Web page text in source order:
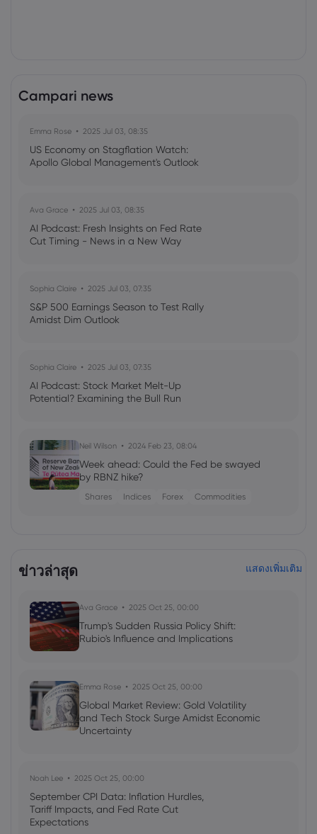
Campari news
Emma Rose 2025 Jul 03, 08:35
US Economy on Stagflation Watch:
Apollo Global Management's Outlook
Ava Grace 2025 Jul 03, 08:35
AI Podcast: Fresh Insights on Fed Rate
Cut Timing - News in a New Way
Sophia Claire 2025 Jul 03, 07:35
S&P 500 Earnings Season to Test Rally
Amidst Dim Outlook
Sophia Claire 2025 Jul 03, 07:35
AI Podcast: Stock Market Melt-Up
Potential? Examining the Bull Run
Neil Wilson 2024 Feb 23, 08:04
Week ahead: Could the Fed be swayed
by RBNZ hike?
Shares Indices Forex Commodities
ข่าวล่าสุด แสดงเพิ่มเติม
Ava Grace 2025 Oct 25, 00:00
Trump's Sudden Russia Policy Shift:
Rubio's Influence and Implications
Emma Rose 2025 Oct 25, 00:00
Global Market Review: Gold Volatility
and Tech Stock Surge Amidst Economic
Uncertainty
Noah Lee 2025 Oct 25, 00:00
September CPI Data: Inflation Hurdles,
Tariff Impacts, and Fed Rate Cut
Expectations